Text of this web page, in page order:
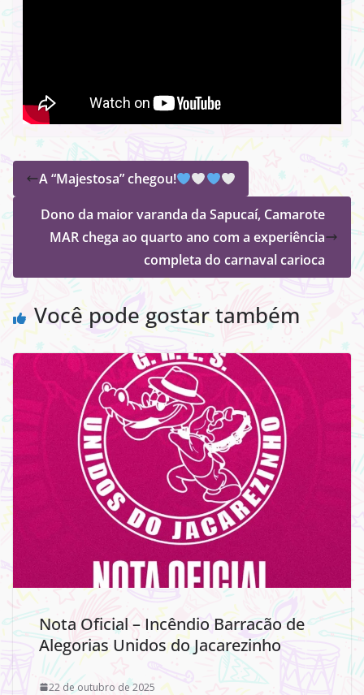
A “Majestosa” chegou!
Dono da maior varanda da Sapucaí, Camarote
MAR chega ao quarto ano com a experiência
completa do carnaval carioca
Você pode gostar também
Nota Oficial – Incêndio Barracão de
Alegorias Unidos do Jacarezinho
22 de outubro de 2025